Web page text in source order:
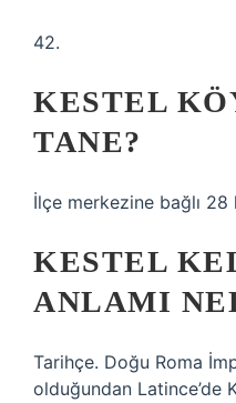
42.
KESTEL
TANE?
İlçe merkezine bağlı 28
KESTEL
ANLAMI
Tarihçe. Doğu Roma
olduğundan Latince’de